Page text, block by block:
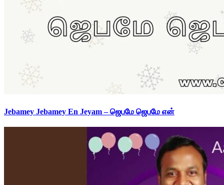
Jebamey Jebamey En Jeyam – ஜெபமே ஜெபமே என்